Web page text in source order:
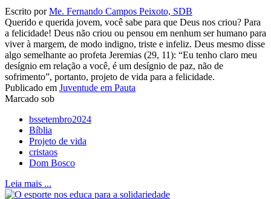
Escrito porMe. Fernando Campos Peixoto, SDB
Querido e querida jovem, você sabe para que Deus nos criou? Para
a felicidade! Deus não criou ou pensou em nenhum ser humano para
viver à margem, de modo indigno, triste e infeliz. Deus mesmo disse
algo semelhante ao profeta Jeremias (29, 11): “Eu tenho claro meu
desígnio em relação a você, é um desígnio de paz, não de
sofrimento”, portanto, projeto de vida para a felicidade.
Publicado em Juventude em Pauta
Marcado sob
bssetembro2024
Bíblia
Projeto de vida
cristaos
Dom Bosco
Leia mais ...